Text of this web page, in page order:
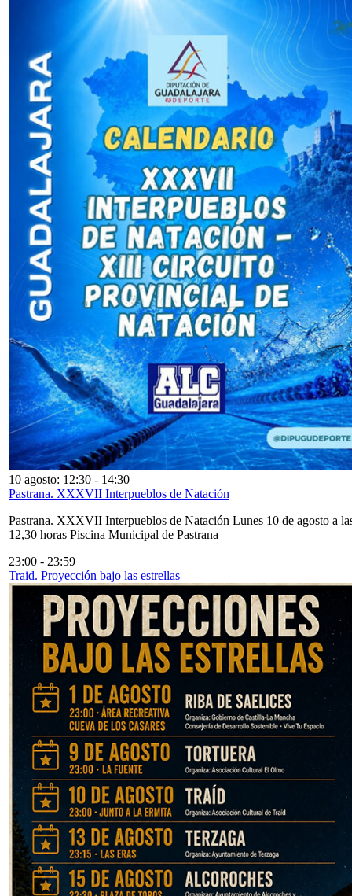
10 agosto: 12:30 - 14:30
Pastrana. XXXVII Interpueblos de Natación
Pastrana. XXXVII Interpueblos de Natación Lunes 10 de agosto a
12,30 horas Piscina Municipal de Pastrana
23:00 - 23:59
Traid. Proyección bajo las estrellas